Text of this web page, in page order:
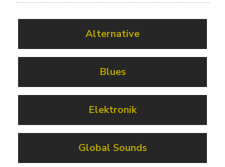
Alternative
Blues
Elektronik
Global Sounds